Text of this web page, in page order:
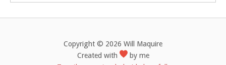
Copyright © 2026 Will Maquire
Created with
by me